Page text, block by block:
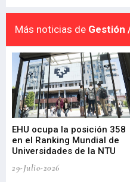
Más noticias de Gestión
EHU ocupa la posición 358
en el Ranking Mundial de
Universidades de la NTU
29-Julio-2026